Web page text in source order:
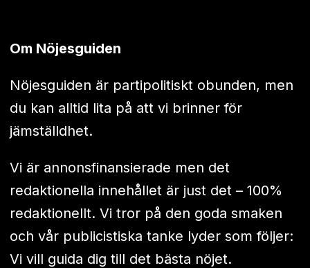
Om Nöjesguiden
Nöjesguiden är partipolitiskt obunden, men
du kan alltid lita på att vi brinner för
jämställdhet.
Vi är annonsfinansierade men det
redaktionella innehållet är just det – 100%
redaktionellt. Vi tror på den goda smaken
och vår publicistiska tanke lyder som följer:
Vi vill guida dig till det bästa nöjet.